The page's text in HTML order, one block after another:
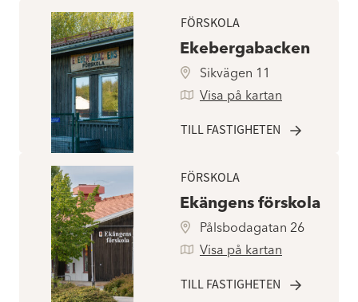
FÖRSKOLA
Ekebergabacken
Sikvägen 11
Visa på kartan
TILL FASTIGHETEN
FÖRSKOLA
Ekängens förskola
Pålsbodagatan 26
Visa på kartan
TILL FASTIGHETEN